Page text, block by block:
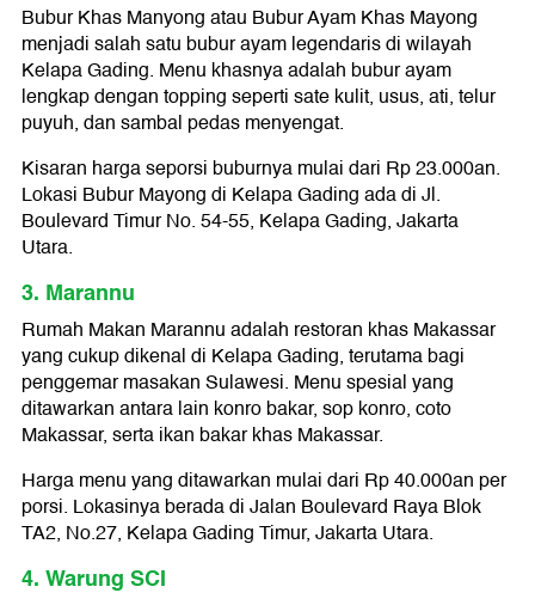
Bubur Khas Manyong atau Bubur Ayam Khas Mayong
menjadi salah satu bubur ayam legendaris di wilayah
Kelapa Gading. Menu khasnya adalah bubur ayam
lengkap dengan topping seperti sate kulit, usus, ati, telur
puyuh, dan sambal pedas menyengat.
Kisaran harga seporsi buburnya mulai dari Rp 23.000an.
Lokasi Bubur Mayong di Kelapa Gading ada di Jl.
Boulevard Timur No. 54-55, Kelapa Gading, Jakarta
Utara.
3. Marannu
Rumah Makan Marannu adalah restoran khas Makassar
yang cukup dikenal di Kelapa Gading, terutama bagi
penggemar masakan Sulawesi. Menu spesial yang
ditawarkan antara lain konro bakar, sop konro, coto
Makassar, serta ikan bakar khas Makassar.
Harga menu yang ditawarkan mulai dari Rp 40.000an per
porsi. Lokasinya berada di Jalan Boulevard Raya Blok
TA2, No.27, Kelapa Gading Timur, Jakarta Utara.
4. Warung SCI